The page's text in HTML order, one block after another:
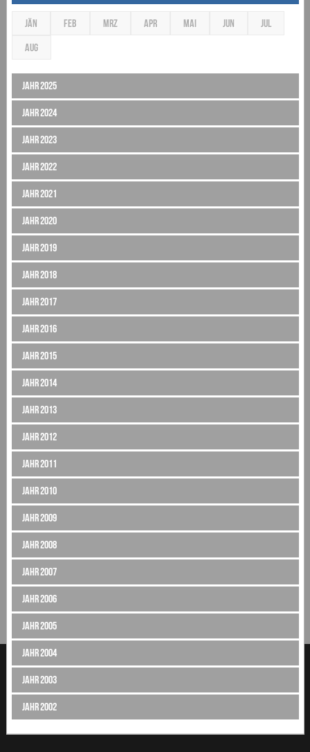
JÄN FEB MRZ APR MAI JUN JUL
AUG
Jahr 2025
Jahr 2024
Jahr 2023
Jahr 2022
Jahr 2021
Jahr 2020
Jahr 2019
Jahr 2018
Jahr 2017
Jahr 2016
Jahr 2015
Jahr 2014
Jahr 2013
Jahr 2012
Jahr 2011
Jahr 2010
Jahr 2009
Jahr 2008
Jahr 2007
Jahr 2006
Jahr 2005
Jahr 2004
Jahr 2003
Jahr 2002